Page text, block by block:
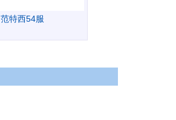
范特西54服